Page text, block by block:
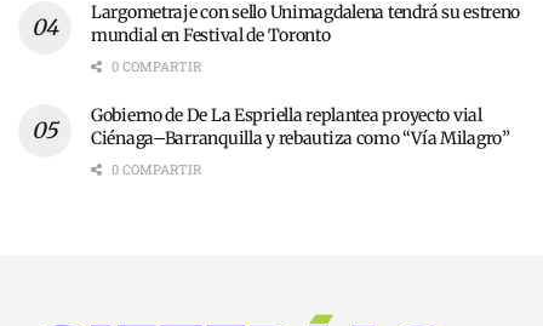
Largometraje con sello Unimagdalena tendrá su estreno
mundial en Festival de Toronto
0 COMPARTIR
Gobierno de De La Espriella replantea proyecto vial
Ciénaga–Barranquilla y rebautiza como “Vía Milagro”
0 COMPARTIR